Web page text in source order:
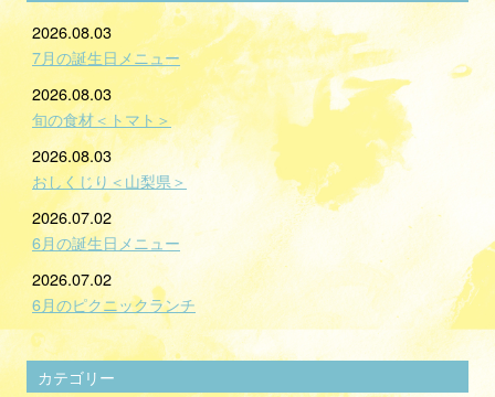
2026.08.03
7月の誕生日メニュー
2026.08.03
旬の食材＜トマト＞
2026.08.03
おしくじり＜山梨県＞
2026.07.02
6月の誕生日メニュー
2026.07.02
6月のピクニックランチ
カテゴリー